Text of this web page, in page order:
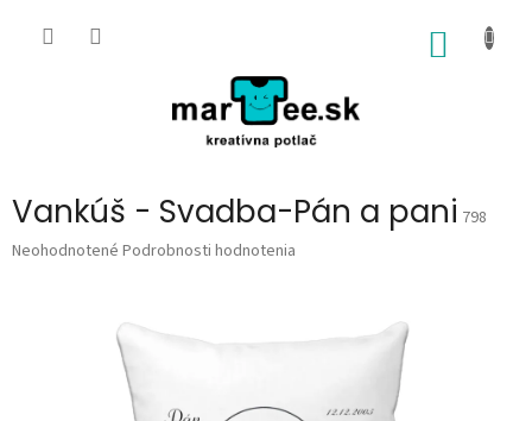
Vankúš - Svadba-Pán a pani 798
Priemerné
Neohodnotené Podrobnosti hodnotenia